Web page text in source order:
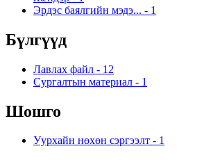
Эрдэс баялгийн мэдэ... - 1
Бүлгүүд
Лавлах файл - 12
Сургалтын материал - 1
Шошго
Уурхайн нөхөн сэргээлт - 1